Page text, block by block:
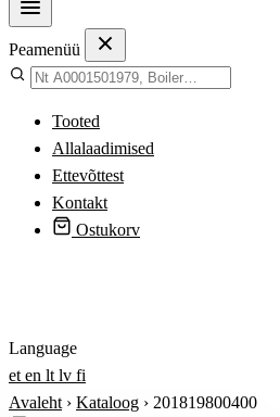
Peamenüü
Tooted
Allalaadimised
Ettevõttest
Kontakt
Ostukorv
Language
et en lt lv fi
Avaleht › Kataloog › 201819800400